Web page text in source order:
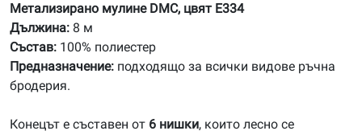
DMC
Метализирано мулине DMC, цвят E334
Дължина: 8 м
Състав: 100% полиестер
Предназначение: подходящо за всички видове ръчна
бродерия.
Конецът е съставен от 6 нишки, които лесно се